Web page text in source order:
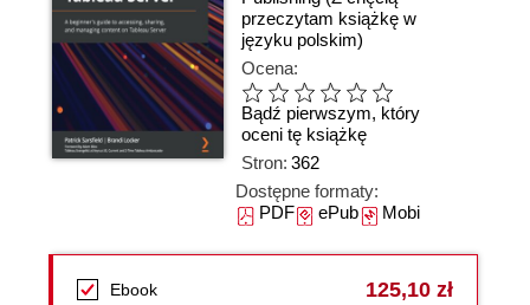
przeczytam książkę w
języku polskim)
Ocena:
Bądź pierwszym, który
oceni tę książkę
Stron: 362
Dostępne formaty:
PDFePubMobi
Ebook 125,10 zł